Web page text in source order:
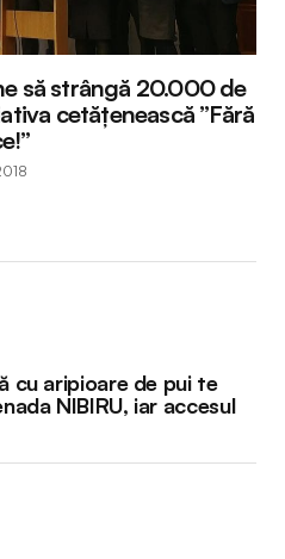
să strângă 20.000 de
cetățenească ”Fără
cu aripioare de pui te
NIBIRU, iar accesul